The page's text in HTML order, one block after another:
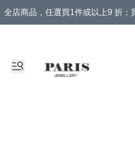
全店商品，任選買1件或以上9 折